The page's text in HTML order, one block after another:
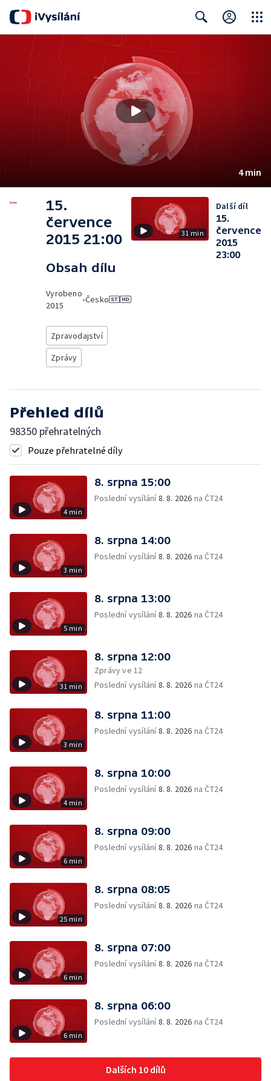
4 min
15.
července
2015 21:00
Obsah dílu
Vyrobeno
2015
•Česko
Zpravodajství
Zprávy
31 min
Další díl
15.
července
2015
23:00
Přehled dílů
98350 přehratelných
Pouze přehratelné díly
4 min
8. srpna 15:00
Poslední vysílání8. 8. 2026 na ČT24
3 min
8. srpna 14:00
Poslední vysílání8. 8. 2026 na ČT24
5 min
8. srpna 13:00
Poslední vysílání8. 8. 2026 na ČT24
31 min
8. srpna 12:00
Zprávy ve 12
Poslední vysílání8. 8. 2026 na ČT24
3 min
8. srpna 11:00
Poslední vysílání8. 8. 2026 na ČT24
4 min
8. srpna 10:00
Poslední vysílání8. 8. 2026 na ČT24
6 min
8. srpna 09:00
Poslední vysílání8. 8. 2026 na ČT24
25 min
8. srpna 08:05
Poslední vysílání8. 8. 2026 na ČT24
6 min
8. srpna 07:00
Poslední vysílání8. 8. 2026 na ČT24
6 min
8. srpna 06:00
Poslední vysílání8. 8. 2026 na ČT24
Dalších 10 dílů